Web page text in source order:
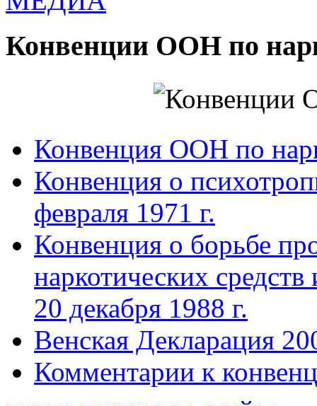
Конвенции ООН по
Конвенция ООН по
Конвенция о
февраля 1971 г.
Конвенция о борьбе
наркотических
20 декабря 1988 г.
Венская Декларация
Комментарии к